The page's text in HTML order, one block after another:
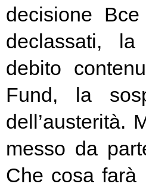
decisione
declassati,
debito
Fund, la
dell’austerità.
messo da
Che cosa farà